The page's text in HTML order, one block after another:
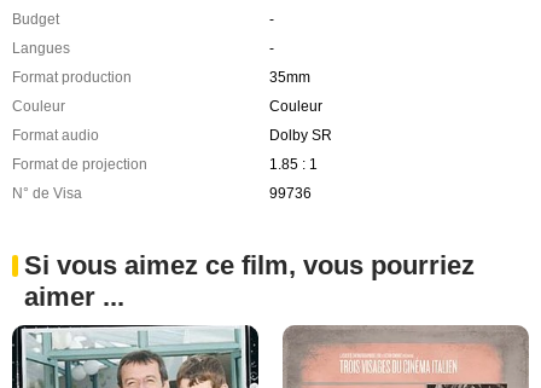
Budget
-
Langues
-
Format production
35mm
Couleur
Couleur
Format audio
Dolby SR
Format de projection
1.85 : 1
N° de Visa
99736
Si vous aimez ce film, vous pourriez
aimer ...